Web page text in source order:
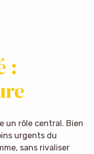
:
un rôle central. Bien
urgents du
sans rivaliser